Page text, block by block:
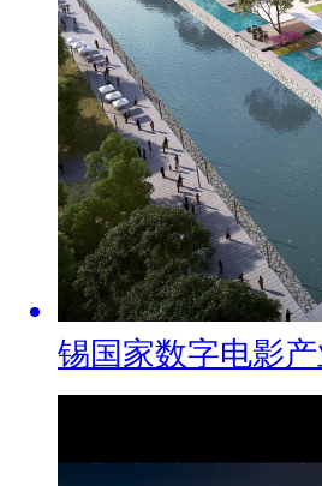
锡国家数字电影